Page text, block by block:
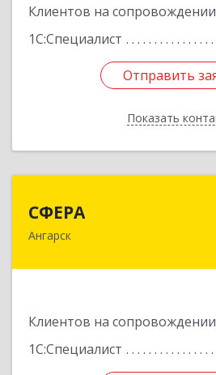
Клиентов на сопровождении
1С:Специалист
Отправить
Показать
Отправить
Назад
СФЕРА
Ангарск
Клиентов на сопровождении
1С:Специалист
665816, Иркутская обл,